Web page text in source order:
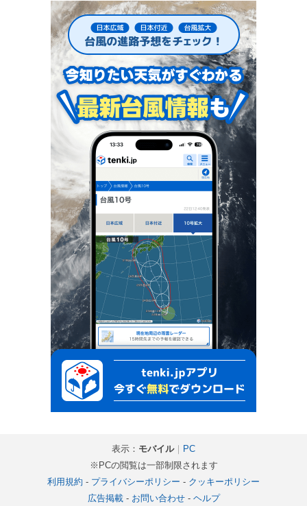
表示： モバイル｜ PC
※PCの閲覧は一部制限されます
利用規約 - プライバシーポリシー - クッキーポリシー
広告掲載- お問い合わせ- ヘルプ